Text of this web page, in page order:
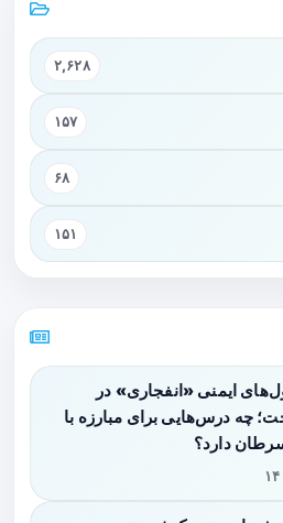
۲,۶۲۸
۱۵۷
۶۸
۱۵۱
ایمنی «انفجاری» در
چه درس‌هایی برای مبارزه با
دارد؟